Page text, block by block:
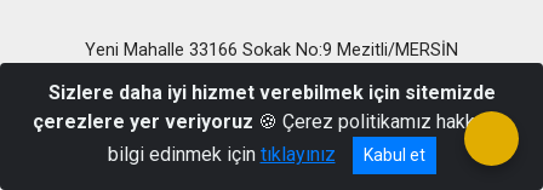
Yeni Mahalle 33166 Sokak No:9 Mezitli/MERSİN
Telefon : (0324) 358 15 59 Belgegeçer : (0324) 358 90 74
Sizlere daha iyi hizmet verebilmek için sitemizde
çerezlere yer veriyoruz 🍪 Çerez politikamız hakkında
bilgi edinmek için tıklayınız Kabul et